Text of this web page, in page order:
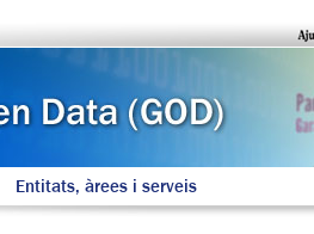
Entitats, àrees i serveis